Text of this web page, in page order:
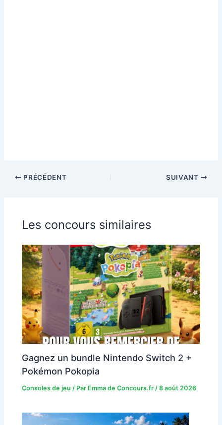
PRÉCÉDENT SUIVANT
Les concours similaires
Gagnez un bundle Nintendo Switch 2 +
Pokémon Pokopia
Consoles de jeu / Par Emma de Concours.fr /8 août 2026